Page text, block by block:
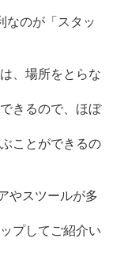
なのが「スタッ
、場所をとらな
きるので、ほぼ
ことができるの
やスツールが多
プしてご紹介い